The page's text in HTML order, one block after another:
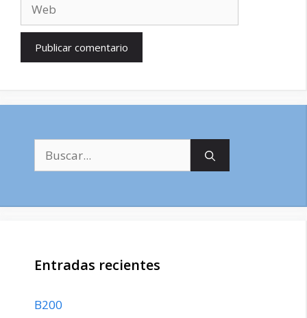
Entradas recientes
B200